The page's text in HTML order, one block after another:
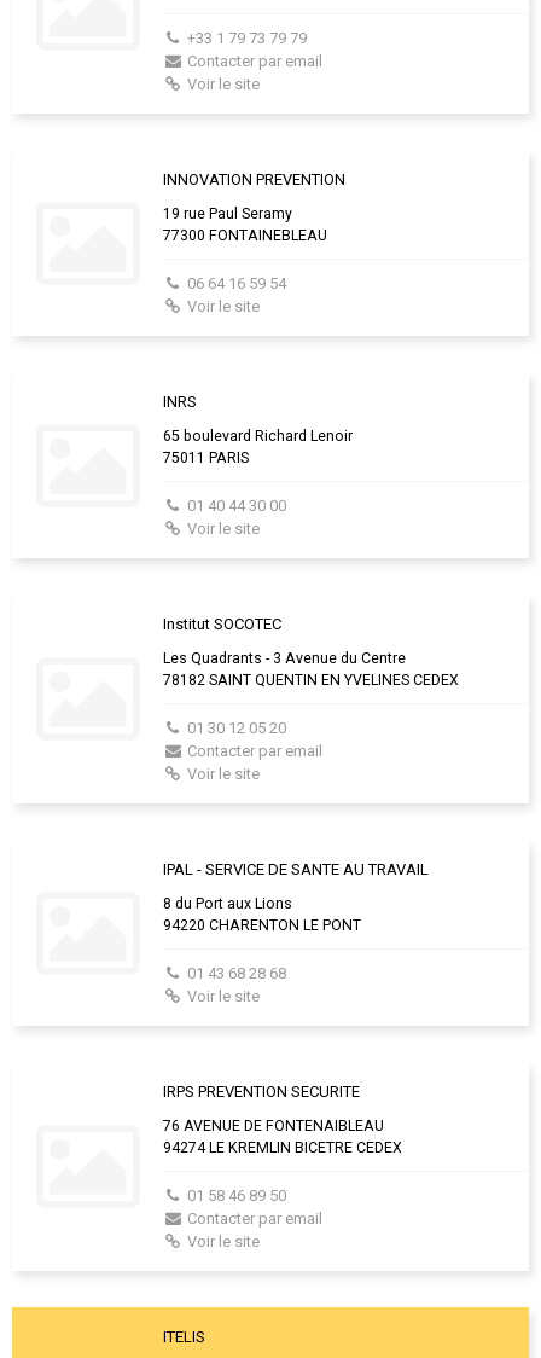
+33 1 79 73 79 79
Contacter par email
Voir le site
INNOVATION PREVENTION
19 rue Paul Seramy
77300 FONTAINEBLEAU
06 64 16 59 54
Voir le site
INRS
65 boulevard Richard Lenoir
75011 PARIS
01 40 44 30 00
Voir le site
Institut SOCOTEC
Les Quadrants - 3 Avenue du Centre
78182 SAINT QUENTIN EN YVELINES CEDEX
01 30 12 05 20
Contacter par email
Voir le site
IPAL - SERVICE DE SANTE AU TRAVAIL
8 du Port aux Lions
94220 CHARENTON LE PONT
01 43 68 28 68
Voir le site
IRPS PREVENTION SECURITE
76 AVENUE DE FONTENAIBLEAU
94274 LE KREMLIN BICETRE CEDEX
01 58 46 89 50
Contacter par email
Voir le site
ITELIS